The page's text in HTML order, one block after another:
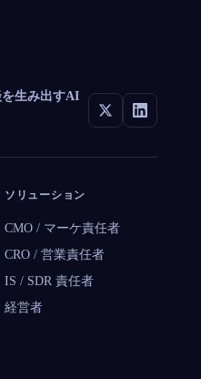
を生み出すAI
ソリューション
CMO / マーケ責任者
CRO / 営業責任者
IS / SDR 責任者
経営者